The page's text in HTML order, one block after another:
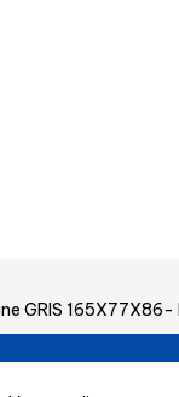
GRIS